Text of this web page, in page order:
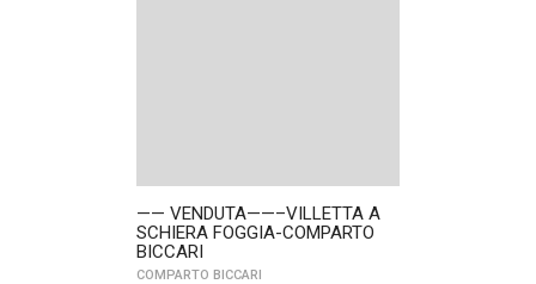
—— VENDUTA——–VILLETTA A
SCHIERA FOGGIA-COMPARTO
BICCARI
COMPARTO BICCARI